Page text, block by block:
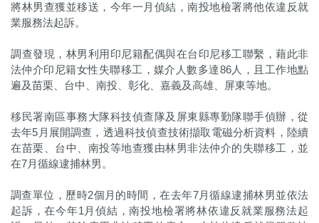
將林男查獲並移送，今年一月偵結，南投地檢署將他依違反就
業服務法起訴。
調查發現，林男利用印尼籍配偶與在台印尼移工聯繫，藉此非
法仲介印尼籍女性失聯移工，媒介人數多達86人，且工作地點
遍及苗栗、台中、南投、彰化、嘉義及高雄、屏東等地。
移民署南區事務大隊科技偵查隊及屏東縣專勤隊聯手偵辦，從
去年5月展開調查，透過科技偵查技術擷取電磁分析資料，陸續
在苗栗、台中、南投等地查獲由林男非法仲介的失聯移工，並
在7月循線逮捕林男。
調查單位，歷時2個月的時間，在去年7月循線逮捕林男並依法
起訴，在今年1月偵結，南投地檢署將林依違反就業服務法起